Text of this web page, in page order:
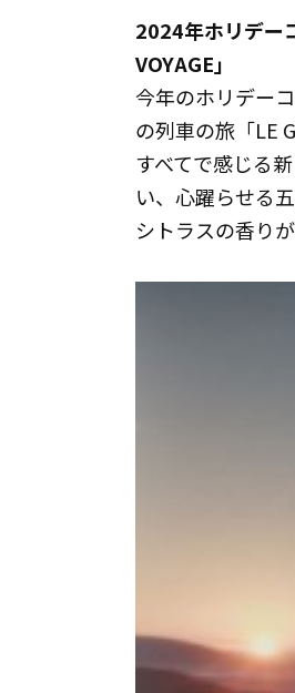
2024年ホリデー
VOYAGE」
今年のホリデー
の列車の旅「LE
すべてで感じる
い、心躍らせる
シトラスの香り